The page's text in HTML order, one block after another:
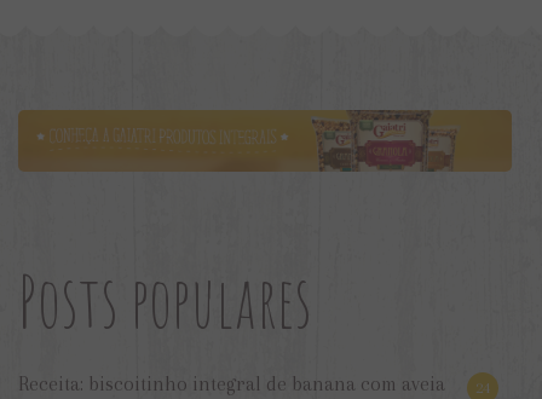
Posts populares
Receita: biscoitinho integral de banana com aveia 24